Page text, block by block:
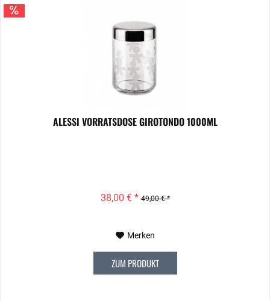
ALESSI VORRATSDOSE GIROTONDO 1000ML
38,00 € * 49,00 € *
Merken
ZUM PRODUKT